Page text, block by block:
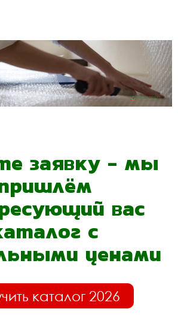
заявку - мы
вас
с
ценами
каталог 2026